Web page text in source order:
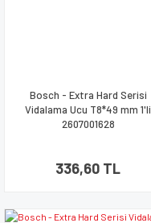
Bosch - Extra Hard Serisi
Vidalama Ucu T8*49 mm 1'li
2607001628
336,60 TL